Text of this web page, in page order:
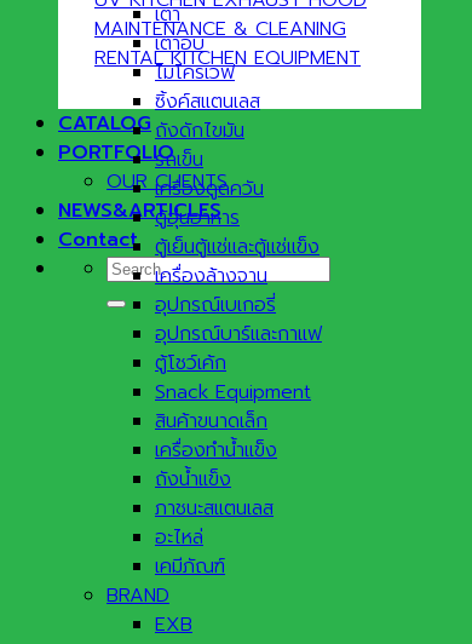
MAINTENANCE & CLEANING
RENTAL KITCHEN EQUIPMENT
CATALOG
PORTFOLIO
OUR CLIENTS
NEWS&ARTICLES
Contact
Search
for:
เตา
เตาอบ
ไมโครเวฟ
ซิ้งค์สแตนเลส
ถังดักไขมัน
รถเข็น
เครื่องดูดควัน
ตู้อุ่นอาหาร
ตู้เย็นตู้แช่และตู้แช่แข็ง
เครื่องล้างจาน
อุปกรณ์เบเกอรี่
อุปกรณ์บาร์และกาแฟ
ตู้โชว์เค้ก
Snack Equipment
สินค้าขนาดเล็ก
เครื่องทำน้ำแข็ง
ถังน้ำแข็ง
ภาชนะสแตนเลส
อะไหล่
เคมีภัณฑ์
BRAND
EXB